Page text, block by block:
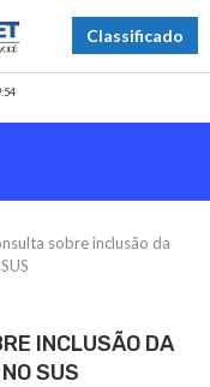
Classificado
sobre inclusão da
INCLUSÃO DA
SUS